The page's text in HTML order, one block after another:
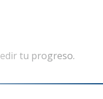
tu progreso.